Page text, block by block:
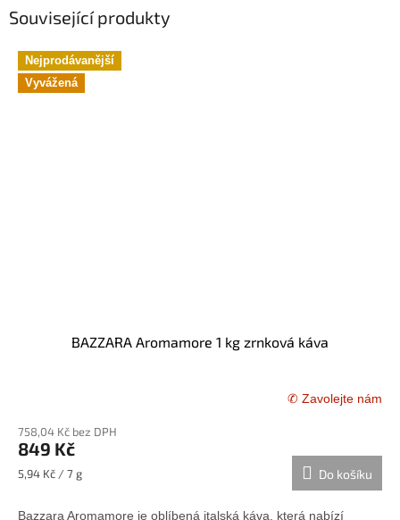
Související produkty
Nejprodávanější
Vyvážená
BAZZARA Aromamore 1 kg zrnková káva
✆ Zavolejte nám
758,04 Kč bez DPH
849 Kč
Měrná
5,94 Kč / 7 g Do košíku
Bazzara Aromamore je oblíbená italská káva, která nabízí